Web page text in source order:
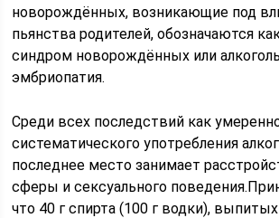
новорождённых, возникающие под
пьянства родителей, обозначаются
синдром новорождённых или
эмбриопатия.
Среди всех последствий как
систематического употребления
последнее место занимает
сферы и сексуального
что 40 г спирта (100 г водки),